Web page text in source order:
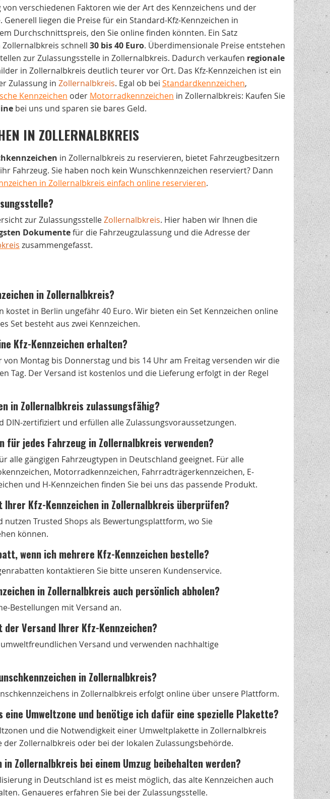
verschiedenen Faktoren wie der Art des Kennzeichens und der
Generell liegen die Preise für ein Standard-Kfz-Kennzeichen in
Durchschnittspreis, den Sie online finden könnten. Ein Satz
schnell 30 bis 40 Euro. Überdimensionale Preise entstehen
zur Zulassungsstelle in Zollernalbkreis. Dadurch verkaufen regionale
in Zollernalbkreis deutlich teurer vor Ort. Das Kfz-Kennzeichen ist ein
Zulassung in Zollernalbkreis. Egal ob bei Standardkennzeichen,
Kennzeichen oder Motorradkennzeichen in Zollernalbkreis: Kaufen Sie
bei uns und sparen sie bares Geld.
IN ZOLLERNALBKREIS
in Zollernalbkreis zu reservieren, bietet Fahrzeugbesitzern
Fahrzeug. Sie haben noch kein Wunschkennzeichen reserviert? Dann
in Zollernalbkreis einfach online reservieren.
zur ZulassungsstelleZollernalbkreis. Hier haben wir Ihnen die
Dokumentefür die Fahrzeugzulassung und die Adresse der
zusammengefasst.
in Zollernalbkreis?
kostet in Berlin ungefähr 40 Euro. Wir bieten ein Set Kennzeichen online
Set besteht aus zwei Kennzeichen.
Kfz-Kennzeichen erhalten?
von Montag bis Donnerstag und bis 14 Uhr am Freitag versenden wir die
Tag. Der Versand ist kostenlos und die Lieferung erfolgt in der Regel
in Zollernalbkreis zulassungsfähig?
DIN-zertifiziert und erfüllen alle Zulassungsvoraussetzungen.
für jedes Fahrzeug in Zollernalbkreis verwenden?
alle gängigen Fahrzeugtypen in Deutschland geeignet. Für alle
Motorradkennzeichen, Fahrradträgerkennzeichen, E-
und H-Kennzeichen finden Sie bei uns das passende Produkt.
Ihrer Kfz-Kennzeichen in Zollernalbkreis überprüfen?
nutzen Trusted Shops als Bewertungsplattform, wo Sie
können.
wenn ich mehrere Kfz-Kennzeichen bestelle?
kontaktieren Sie bitte unseren Kundenservice.
in Zollernalbkreis auch persönlich abholen?
Bestellungen mit Versand an.
Versand Ihrer Kfz-Kennzeichen?
Versand und verwenden nachhaltige
in Zollernalbkreis?
in Zollernalbkreis erfolgt online über unsere Plattform.
eine Umweltzone und benötige ich dafür eine spezielle Plakette?
und die Notwendigkeit einer Umweltplakette in Zollernalbkreis
der Zollernalbkreis oder bei der lokalen Zulassungsbehörde.
in Zollernalbkreis bei einem Umzug beibehalten werden?
in Deutschland ist es meist möglich, das alte Kennzeichen auch
Genaueres erfahren Sie bei der Zulassungsstelle.